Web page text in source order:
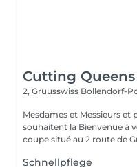
Cutting Queens
2, Gruusswiss Bollendorf-
Mesdames et Messieurs et plus jeunes,
souhaitent la Bienvenue à
coupe situé au 2 route de
Schnellpflege